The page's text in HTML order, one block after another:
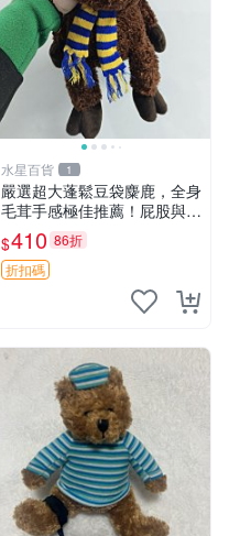
水星百貨 1
嚴選超大蓬鬆豆袋麋鹿，全身
毛茸手感極佳推薦！屁股與四
肢填充均勻，適合收藏與孩童
共賞。 麋鹿 豆袋 毛茸玩具
$410 86折
折扣碼